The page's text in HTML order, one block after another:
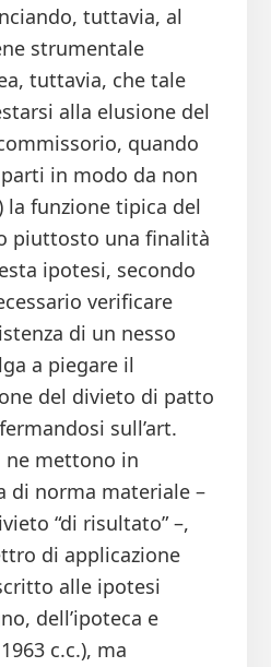
tuttavia, al
strumentale
tuttavia, che tale
alla elusione del
quando
in modo da non
la funzione tipica del
piuttosto una finalità
ipotesi, secondo
verificare
di un nesso
a piegare il
del divieto di patto
sull’art.
ne mettono in
di norma materiale –
“di risultato” –,
di applicazione
alle ipotesi
dell’ipoteca e
c.c.), ma